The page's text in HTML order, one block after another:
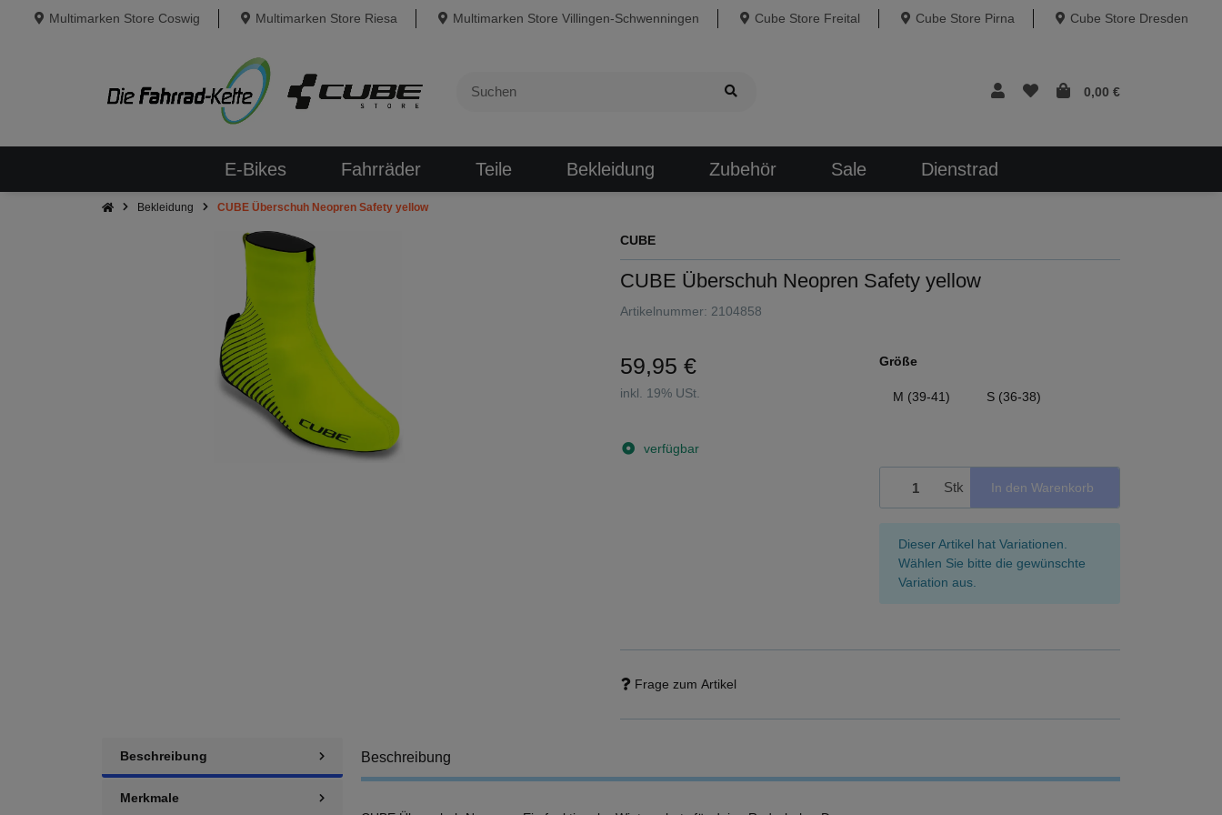
Multimarken Store Coswig Multimarken Store Riesa Multimarken Store Villingen-Schwenningen Cube Store Freital Cube Store Pirna Cube Store Dresden
0,00 €
E-Bikes Fahrräder Teile Bekleidung Zubehör Sale Dienstrad
Bekleidung CUBE Überschuh Neopren Safety yellow
CUBE
CUBE Überschuh Neopren Safety yellow
Artikelnummer: 2104858
59,95 €
inkl. 19% USt.
verfügbar
Größe
M (39-41) S (36-38)
Stk In den Warenkorb
x
Dieser Artikel hat Variationen.
Wählen Sie bitte die gewünschte
Variation aus.
Frage zum Artikel
Beschreibung
Merkmale
Beschreibung